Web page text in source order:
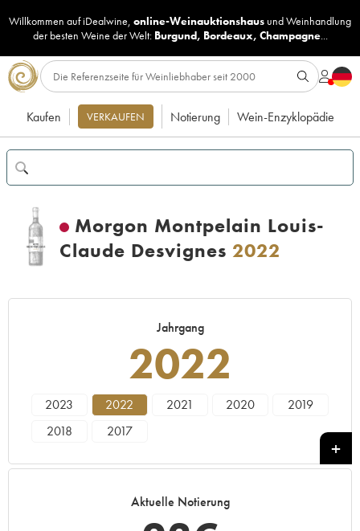
Willkommen auf iDealwine, online-Weinauktionshaus undWeinhandlung
der besten Weine der Welt: Burgund, Bordeaux, Champagne...
Kaufen VERKAUFEN Notierung Wein-Enzyklopädie
Morgon Montpelain Louis-
Claude Desvignes 2022
Jahrgang
2022
2023 2022 2021 2020
2019
2018
2017
Aktuelle Notierung